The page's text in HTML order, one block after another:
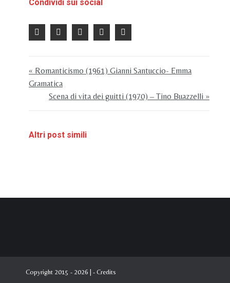
Condividi sui social
« Romanticismo (1961) Gianni Santuccio- Emma
Gramatica
Scena di vita dei guitti (1970) – Tino Buazzelli »
Altri post simili
Copyright 2015 - 2026 | - Credits